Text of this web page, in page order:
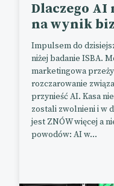
Dlaczego AI
na wynik
Impulsem do
niżej badanie ISBA.
marketingowa
rozczarowanie
przynieść AI. Kasa
zostali zwolnieni i w
jest ZNÓW więcej a
powodów: AI w...